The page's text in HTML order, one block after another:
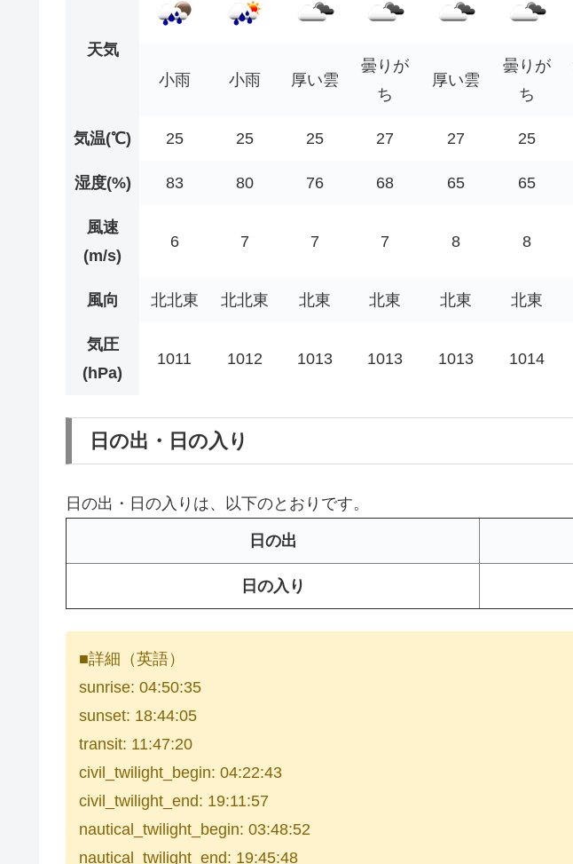
天気
小雨
小雨 厚い雲
曇りが
ち
厚い雲
曇りが
ち
気温(℃) 25 25 25 27 27 25
湿度(%) 83 80 76 68 65 65
風速
(m/s)
6 7 7 7 8 8
風向 北北東 北北東 北東 北東 北東 北東
気圧
(hPa)
1011 1012 1013 1013 1013 1014
日の出・日の入り
日の出・日の入りは、以下のとおりです。
日の出
日の入り
■詳細（英語）
sunrise: 04:50:35
sunset: 18:44:05
transit: 11:47:20
civil_twilight_begin: 04:22:43
civil_twilight_end: 19:11:57
nautical_twilight_begin: 03:48:52
nautical_twilight_end: 19:45:48